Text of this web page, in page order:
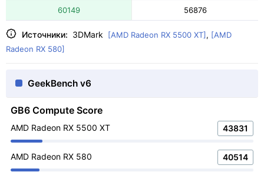
60149 56876
Источники: 3DMark [AMD Radeon RX 5500 XT], [AMD
Radeon RX 580]
GeekBench v6
GB6 Compute Score
AMD Radeon RX 5500 XT 43831
AMD Radeon RX 580 40514